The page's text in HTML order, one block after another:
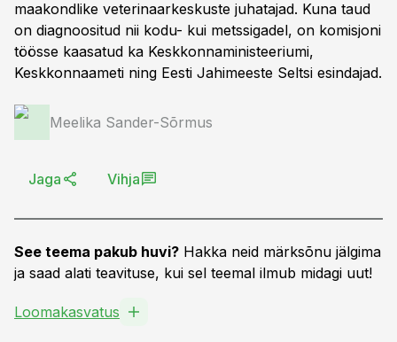
maakondlike veterinaarkeskuste juhatajad. Kuna taud
on diagnoositud nii kodu- kui metssigadel, on komisjoni
töösse kaasatud ka Keskkonnaministeeriumi,
Keskkonnaameti ning Eesti Jahimeeste Seltsi esindajad.
Meelika Sander-Sõrmus
Jaga Vihja
See teema pakub huvi? Hakka neid märksõnu jälgima
ja saad alati teavituse, kui sel teemal ilmub midagi uut!
Loomakasvatus